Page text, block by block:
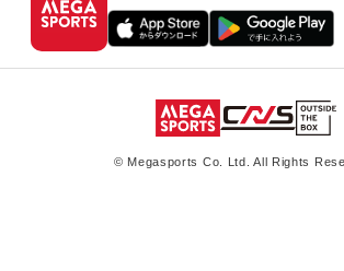
© Megasports Co. Ltd. All Rights